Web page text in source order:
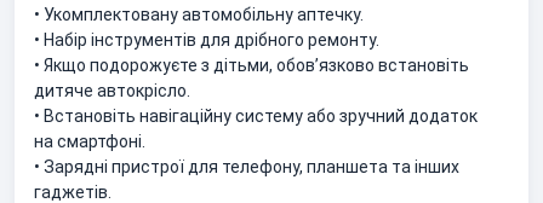
• Укомплектовану автомобільну аптечку.
• Набір інструментів для дрібного ремонту.
• Якщо подорожуєте з дітьми, обов’язково встановіть
дитяче автокрісло.
• Встановіть навігаційну систему або зручний додаток
на смартфоні.
• Зарядні пристрої для телефону, планшета та інших
гаджетів.